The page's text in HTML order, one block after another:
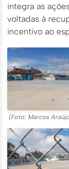
integra as
voltadas à
incentivo ao
(Foto: Marcos